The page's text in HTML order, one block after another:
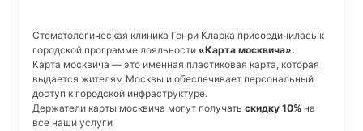
Стоматологическая клиника Генри Кларка присоединилась к
городской программе лояльности «Карта москвича».
Карта москвича — это именная пластиковая карта, которая
выдается жителям Москвы и обеспечивает персональный
доступ к городской инфраструктуре.
Держатели карты москвича могут получать скидку 10% на
все наши услуги